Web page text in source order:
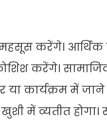
करेंगे। आर्थिक
करेंगे।
या कार्यक्रम में
में व्यतीत होगा।